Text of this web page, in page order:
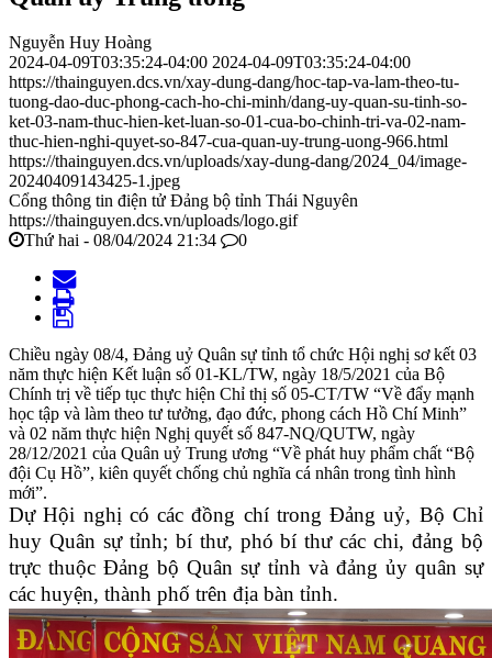
Nguyễn Huy Hoàng
2024-04-09T03:35:24-04:00 2024-04-09T03:35:24-04:00
https://thainguyen.dcs.vn/xay-dung-dang/hoc-tap-va-lam-theo-tu-
tuong-dao-duc-phong-cach-ho-chi-minh/dang-uy-quan-su-tinh-so-
ket-03-nam-thuc-hien-ket-luan-so-01-cua-bo-chinh-tri-va-02-nam-
thuc-hien-nghi-quyet-so-847-cua-quan-uy-trung-uong-966.html
https://thainguyen.dcs.vn/uploads/xay-dung-dang/2024_04/image-
20240409143425-1.jpeg
Cổng thông tin điện tử Đảng bộ tỉnh Thái Nguyên
https://thainguyen.dcs.vn/uploads/logo.gif
Thứ hai - 08/04/2024 21:34
0
Chiều ngày 08/4, Đảng uỷ Quân sự tỉnh tổ chức Hội nghị sơ kết 03
năm thực hiện Kết luận số 01-KL/TW, ngày 18/5/2021 của Bộ
Chính trị về tiếp tục thực hiện Chỉ thị số 05-CT/TW “Về đẩy mạnh
học tập và làm theo tư tưởng, đạo đức, phong cách Hồ Chí Minh”
và 02 năm thực hiện Nghị quyết số 847-NQ/QUTW, ngày
28/12/2021 của Quân uỷ Trung ương “Về phát huy phẩm chất “Bộ
đội Cụ Hồ”, kiên quyết chống chủ nghĩa cá nhân trong tình hình
mới”.
Dự Hội nghị có các đồng chí trong Đảng uỷ, Bộ Chỉ
huy Quân sự tỉnh; bí thư, phó bí thư các chi, đảng bộ
trực thuộc Đảng bộ Quân sự tỉnh và đảng ủy quân sự
các huyện, thành phố trên địa bàn tỉnh.